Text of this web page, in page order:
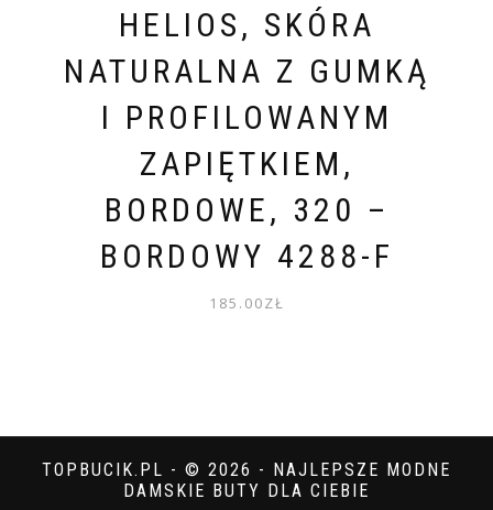
HELIOS, SKÓRA
NATURALNA Z GUMKĄ
I PROFILOWANYM
ZAPIĘTKIEM,
BORDOWE, 320 –
BORDOWY 4288-F
185.00ZŁ
TOPBUCIK.PL - © 2026 - NAJLEPSZE MODNE
DAMSKIE BUTY DLA CIEBIE